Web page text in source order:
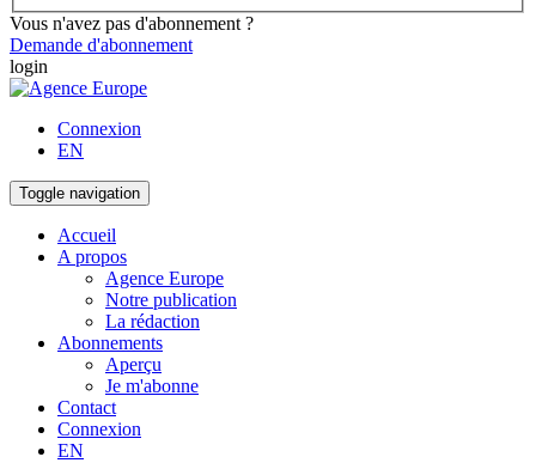
Vous n'avez pas d'abonnement ?
Demande d'abonnement
login
Connexion
EN
Toggle navigation
Accueil
A propos
Agence Europe
Notre publication
La rédaction
Abonnements
Aperçu
Je m'abonne
Contact
Connexion
EN